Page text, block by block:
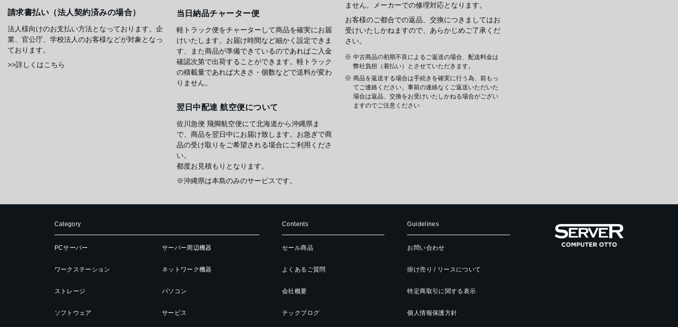
請求書払い（法人契約済みの場合）
法人様向けのお支払い方法となっております。企
業、官公庁、学校法人のお客様などが対象となっ
ております。
>>詳しくはこちら
当日納品チャーター便
軽トラック便をチャーターして商品を確実にお届
けいたします。お届け時間など細かく設定できま
す、また商品が準備できているのであればご入金
確認次第で出荷することができます。軽トラック
の積載量であれば大きさ・個数などで送料が変わ
りません。
翌日中配達 航空便について
佐川急便 飛脚航空便にて北海道から沖縄県ま
で、商品を翌日中にお届け致します。お急ぎで商
品の受け取りをご希望される場合にご利用くださ
い。
都度お見積もりとなります。
※沖縄県は本島のみのサービスです。
ません。メーカーでの修理対応となります。
お客様のご都合での返品、交換につきましてはお
受けいたしかねますので、あらかじめご了承くだ
さい。
中古商品の初期不良によるご返送の場合、配送料金は
弊社負担（着払い）とさせていただきます。
商品を返送する場合は手続きを確実に行う為、前もっ
てご連絡ください。事前の連絡なくご返送いただいた
場合は返品、交換をお受けいたしかねる場合がござい
ますのでご注意ください
Category
PCサーバー
ワークステーション
ストレージ
ソフトウェア
サーバー周辺機器
ネットワーク機器
パソコン
サービス
Contents
セール商品
よくあるご質問
会社概要
テックブログ
Guidelines
お問い合わせ
掛け売り / リースについて
特定商取引に関する表示
個人情報保護方針